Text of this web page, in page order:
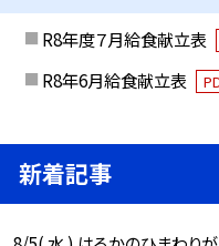
R8年度７月給食献立表
R8年6月給食献立表
新着記事